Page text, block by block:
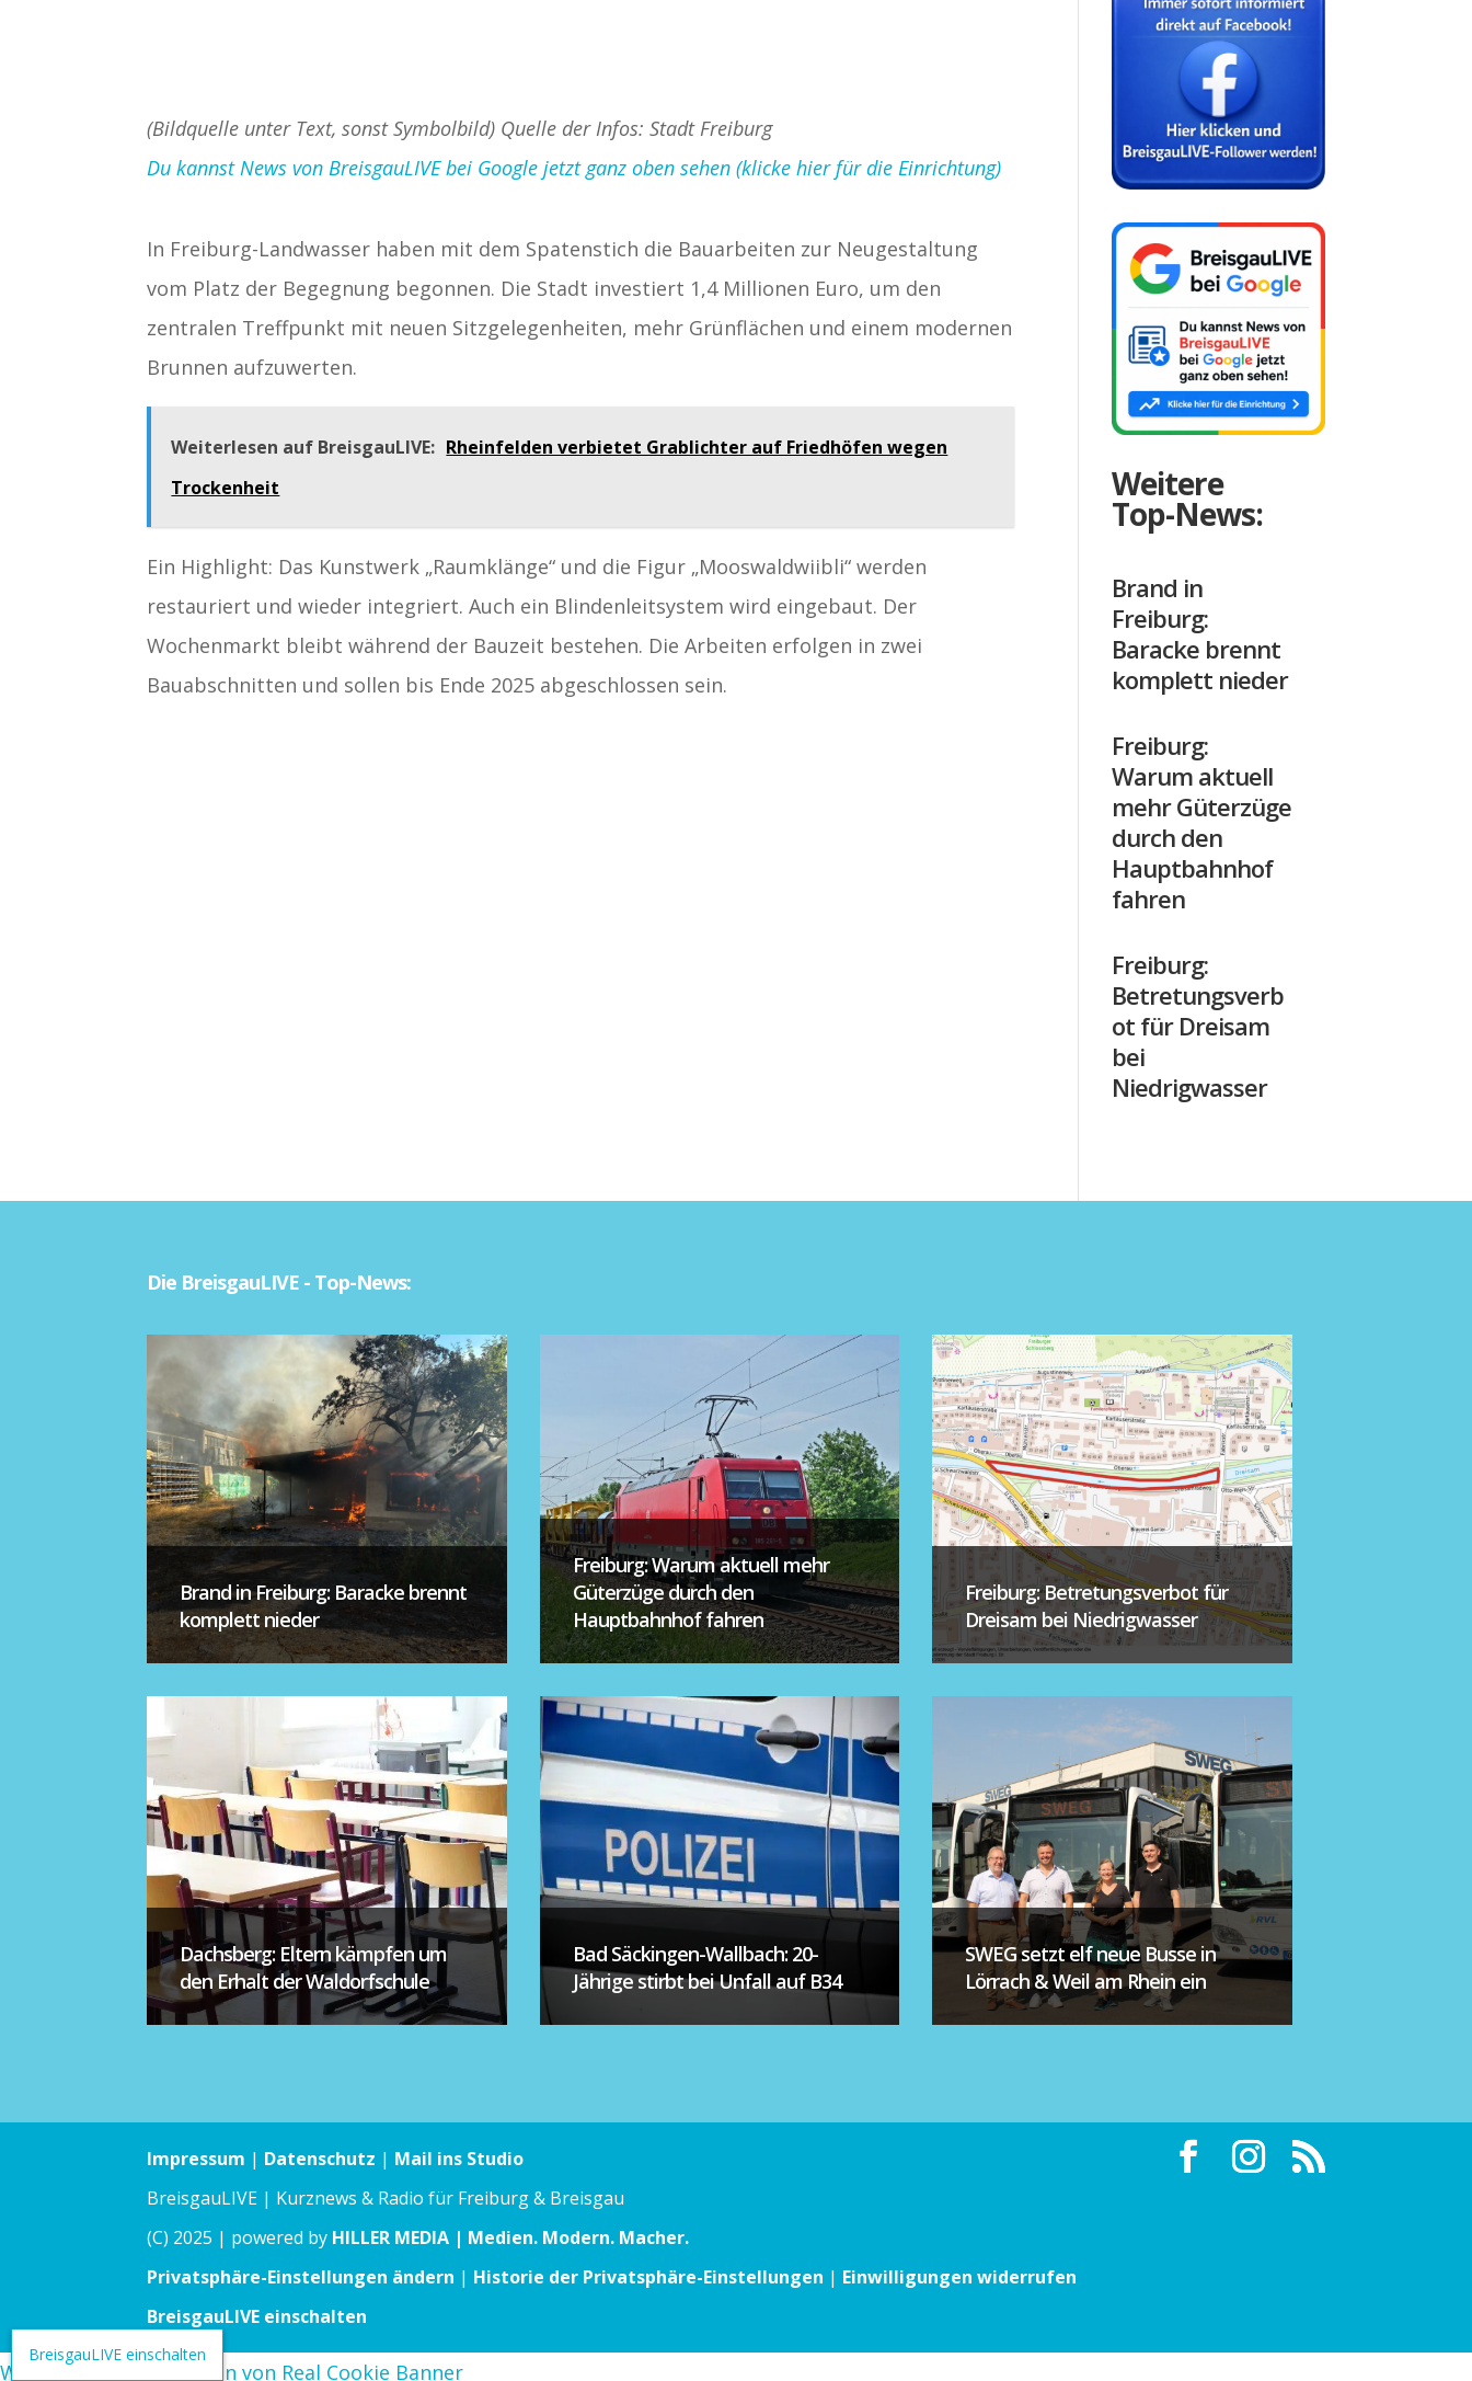
(Bildquelle unter Text, sonst Symbolbild) Quelle der Infos: Stadt Freiburg
Du kannst News von BreisgauLIVE bei Google jetzt ganz oben sehen (klicke hier für die Einrichtung)
In Freiburg-Landwasser haben mit dem Spatenstich die Bauarbeiten zur Neugestaltung
vom Platz der Begegnung begonnen. Die Stadt investiert 1,4 Millionen Euro, um den
zentralen Treffpunkt mit neuen Sitzgelegenheiten, mehr Grünflächen und einem modernen
Brunnen aufzuwerten.
Weiterlesen auf BreisgauLIVE: Rheinfelden verbietet Grablichter auf Friedhöfen wegen
Trockenheit
Ein Highlight: Das Kunstwerk „Raumklänge“ und die Figur „Mooswaldwiibli“ werden
restauriert und wieder integriert. Auch ein Blindenleitsystem wird eingebaut. Der
Wochenmarkt bleibt während der Bauzeit bestehen. Die Arbeiten erfolgen in zwei
Bauabschnitten und sollen bis Ende 2025 abgeschlossen sein.
Weitere
Top-News:
Brand in
Freiburg:
Baracke brennt
komplett nieder
Freiburg:
Warum aktuell
mehr Güterzüge
durch den
Hauptbahnhof
fahren
Freiburg:
Betretungsverb
ot für Dreisam
bei
Niedrigwasser
Die BreisgauLIVE - Top-News:
Brand in Freiburg: Baracke brennt
komplett nieder
Freiburg: Warum aktuell mehr
Güterzüge durch den
Hauptbahnhof fahren
Freiburg: Betretungsverbot für
Dreisam bei Niedrigwasser
Dachsberg: Eltern kämpfen um
den Erhalt der Waldorfschule
Bad Säckingen-Wallbach: 20-
Jährige stirbt bei Unfall auf B34
SWEG setzt elf neue Busse in
Lörrach & Weil am Rhein ein
Impressum | Datenschutz | Mail ins Studio
BreisgauLIVE | Kurznews & Radio für Freiburg & Breisgau
(C) 2025 | powered by HILLER MEDIA | Medien. Modern. Macher.
Privatsphäre-Einstellungen ändern | Historie der Privatsphäre-Einstellungen | Einwilligungen widerrufen
BreisgauLIVE einschalten
BreisgauLIVE einschalten
WordPress Cookie Plugin von Real Cookie Banner